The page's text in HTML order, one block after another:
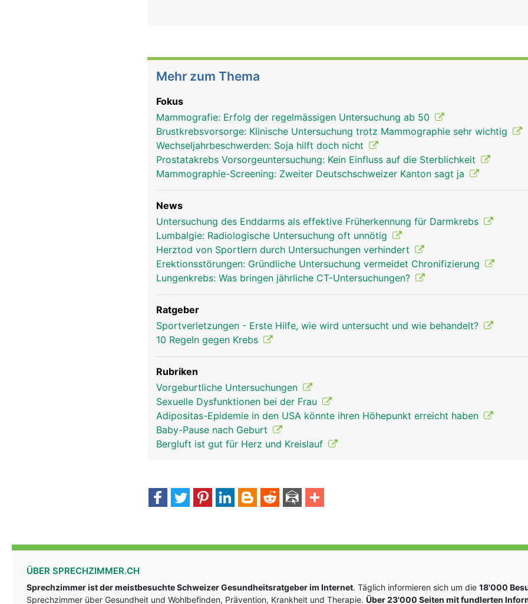
Mehr zum Thema
Fokus
Mammografie: Erfolg der regelmässigen Untersuchung ab 50
Brustkrebsvorsorge: Klinische Untersuchung trotz Mammographie sehr wichtig
Wechseljahrbeschwerden: Soja hilft doch nicht
Prostatakrebs Vorsorgeuntersuchung: Kein Einfluss auf die Sterblichkeit
Mammographie-Screening: Zweiter Deutschschweizer Kanton sagt ja
News
Untersuchung des Enddarms als effektive Früherkennung für Darmkrebs
Lumbalgie: Radiologische Untersuchung oft unnötig
Herztod von Sportlern durch Untersuchungen verhindert
Erektionsstörungen: Gründliche Untersuchung vermeidet Chronifizierung
Lungenkrebs: Was bringen jährliche CT-Untersuchungen?
Ratgeber
Sportverletzungen - Erste Hilfe, wie wird untersucht und wie behandelt?
10 Regeln gegen Krebs
Rubriken
Vorgeburtliche Untersuchungen
Sexuelle Dysfunktionen bei der Frau
Adipositas-Epidemie in den USA könnte ihren Höhepunkt erreicht haben
Baby-Pause nach Geburt
Bergluft ist gut für Herz und Kreislauf
ÜBER SPRECHZIMMER.CH
Sprechzimmer ist der meistbesuchte Schweizer Gesundheitsratgeber im Internet. Täglich informieren sich um die 18'000
Sprechzimmer über Gesundheit und Wohlbefinden, Prävention, Krankheit und Therapie. Über 23'000 Seiten mit fundlerten